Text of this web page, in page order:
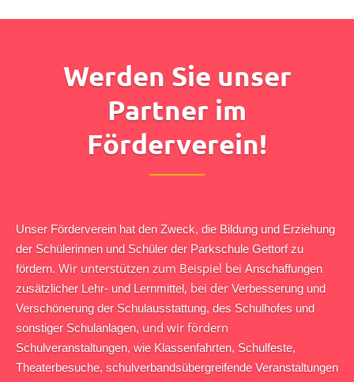
Werden Sie unser
Partner im
Förderverein!
Unser Förderverein hat den Zweck, die Bildung und Erziehung
der Schülerinnen und Schüler der Parkschule Gettorf zu
fördern. Wir unterstützen zum Beispiel bei Anschaffungen
zusätzlicher Lehr- und Lernmittel, bei der Verbesserung und
Verschönerung der Schulausstattung, des Schulhofes und
sonstiger Schulanlagen, und wir fördern
Schulveranstaltungen, wie Klassenfahrten, Schulfeste,
Theaterbesuche, schulverbandsübergreifende Veranstaltungen